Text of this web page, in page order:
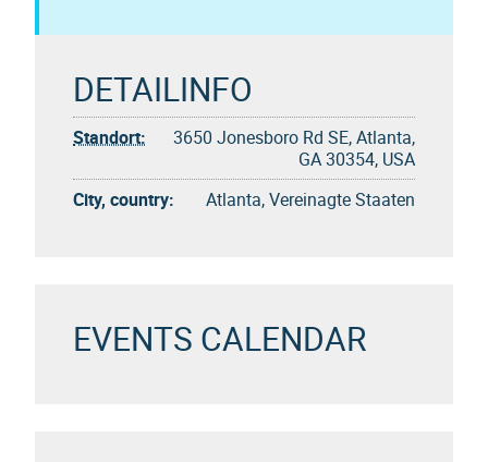
DETAILINFO
Standort:
3650 Jonesboro Rd SE, Atlanta,
GA 30354, USA
City, country:
Atlanta, Vereinagte Staaten
EVENTS CALENDAR